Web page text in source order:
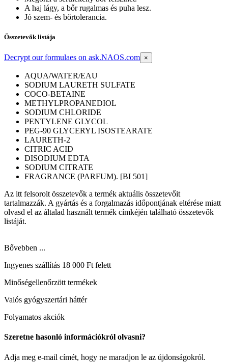
A haj lágy, a bőr rugalmas és puha lesz.
Jó szem- és bőrtolerancia.
Összetevők listája
Decrypt our formulaes on ask.NAOS.com ×
AQUA/WATER/EAU
SODIUM LAURETH SULFATE
COCO-BETAINE
METHYLPROPANEDIOL
SODIUM CHLORIDE
PENTYLENE GLYCOL
PEG-90 GLYCERYL ISOSTEARATE
LAURETH-2
CITRIC ACID
DISODIUM EDTA
SODIUM CITRATE
FRAGRANCE (PARFUM). [BI 501]
Az itt felsorolt összetevők a termék aktuális összetevőit
tartalmazzák. A gyártás és a forgalmazás időpontjának eltérése miatt
olvasd el az általad használt termék címkéjén található összetevők
listáját.
Bővebben ...
Ingyenes szállítás 18 000 Ft felett
Minőségellenőrzött termékek
Valós gyógyszertári háttér
Folyamatos akciók
Szeretne hasonló információkról olvasni?
Adja meg e-mail címét, hogy ne maradjon le az újdonságokról.